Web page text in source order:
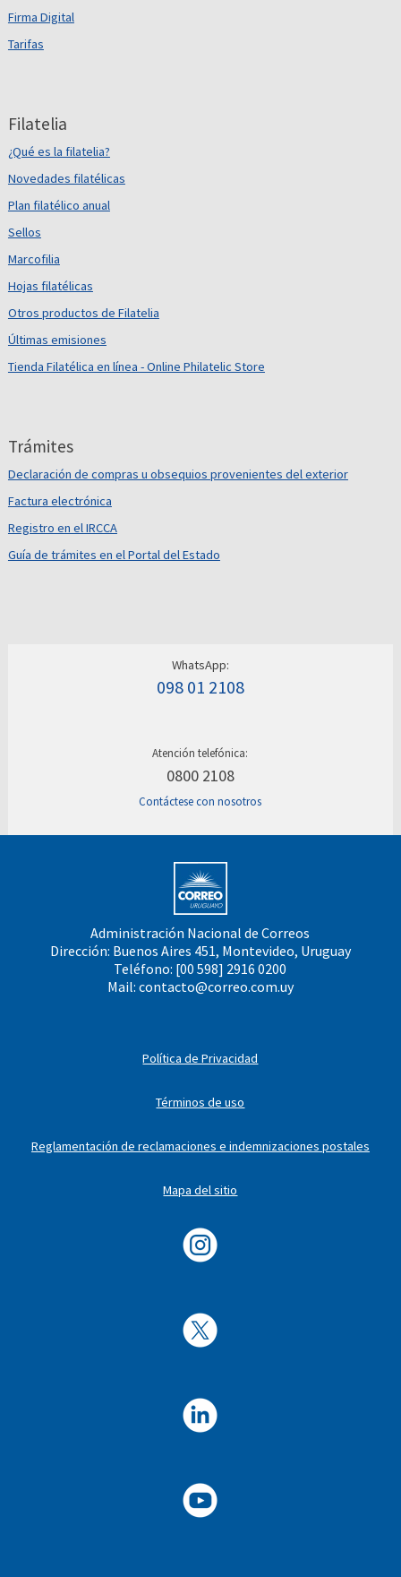
Firma Digital
Tarifas
Filatelia
¿Qué es la filatelia?
Novedades filatélicas
Plan filatélico anual
Sellos
Marcofilia
Hojas filatélicas
Otros productos de Filatelia
Últimas emisiones
Tienda Filatélica en línea - Online Philatelic Store
Trámites
Declaración de compras u obsequios provenientes del exterior
Factura electrónica
Registro en el IRCCA
Guía de trámites en el Portal del Estado
WhatsApp:
098 01 2108
Atención telefónica:
0800 2108
Contáctese con nosotros
Administración Nacional de Correos
Dirección: Buenos Aires 451, Montevideo, Uruguay
Teléfono: [00 598] 2916 0200
Mail: contacto@correo.com.uy
Política de Privacidad
Términos de uso
Reglamentación de reclamaciones e indemnizaciones postales
Mapa del sitio